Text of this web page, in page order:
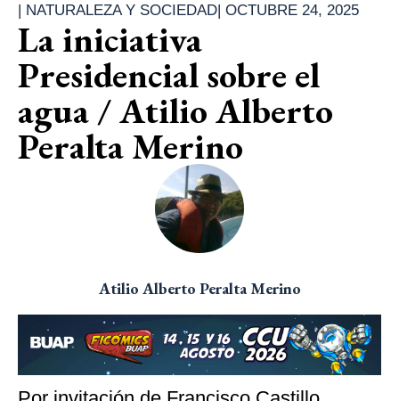
| NATURALEZA Y SOCIEDAD| OCTUBRE 24, 2025
La iniciativa
Presidencial sobre el
agua / Atilio Alberto
Peralta Merino
Atilio Alberto Peralta Merino